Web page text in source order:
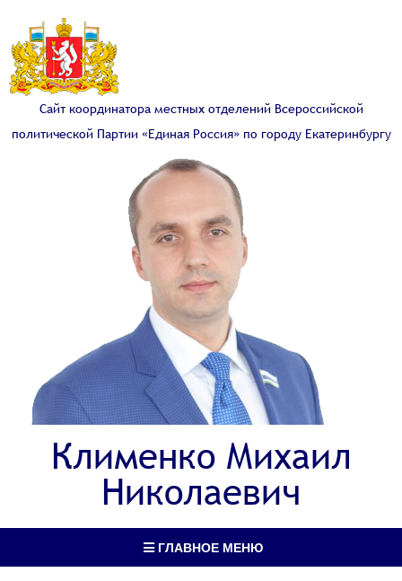
Сайт координатора местных отделений Всероссийской
политической Партии «Единая Россия» по городу Екатеринбургу
Клименко Михаил
Николаевич
ГЛАВНОЕ МЕНЮ